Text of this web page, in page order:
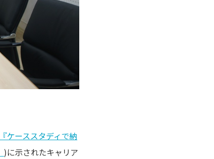
『ケーススタディで納
)に示されたキャリア